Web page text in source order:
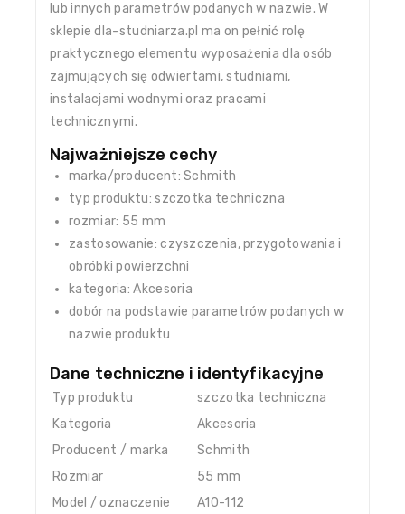
lub innych parametrów podanych w nazwie. W
sklepie dla-studniarza.pl ma on pełnić rolę
praktycznego elementu wyposażenia dla osób
zajmujących się odwiertami, studniami,
instalacjami wodnymi oraz pracami
technicznymi.
Najważniejsze cechy
marka/producent: Schmith
typ produktu: szczotka techniczna
rozmiar: 55 mm
zastosowanie: czyszczenia, przygotowania i
obróbki powierzchni
kategoria: Akcesoria
dobór na podstawie parametrów podanych w
nazwie produktu
Dane techniczne i identyfikacyjne
Typ produktu
szczotka techniczna
Kategoria
Akcesoria
Producent / marka
Schmith
Rozmiar
55 mm
Model / oznaczenie
A10-112